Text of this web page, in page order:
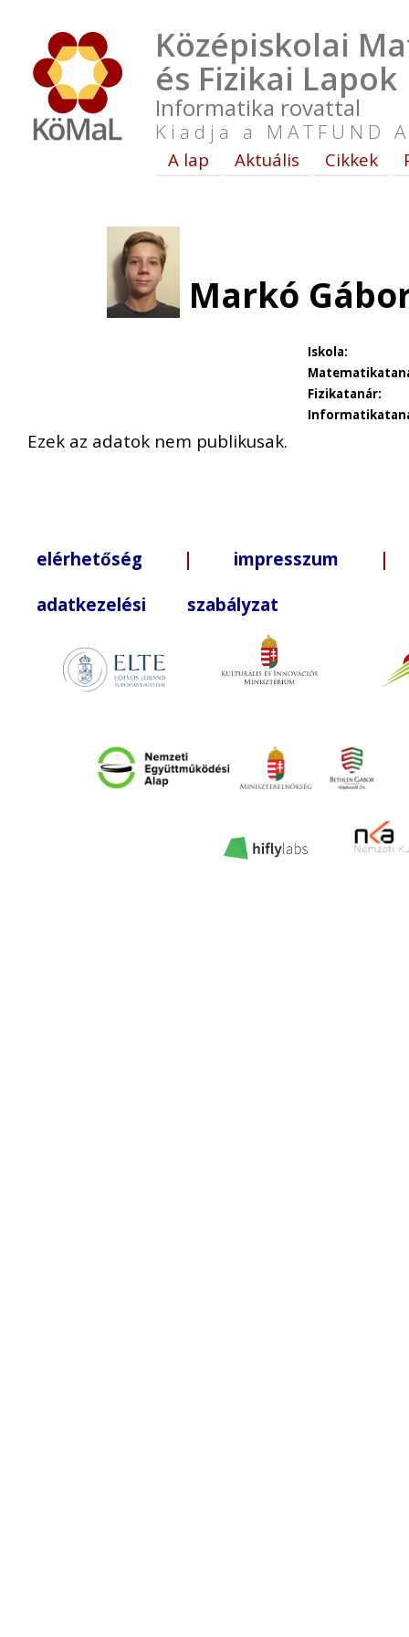
Középiskolai
és Fizikai Lapok
Informatika rovattal
Kiadja a MATFUND
A lap Aktuális Cikkek
Markó
Iskola:
Fizikatanár:
Ezek az adatok nem publikusak.
elérhetőség | impresszum |
adatkezelési szabályzat